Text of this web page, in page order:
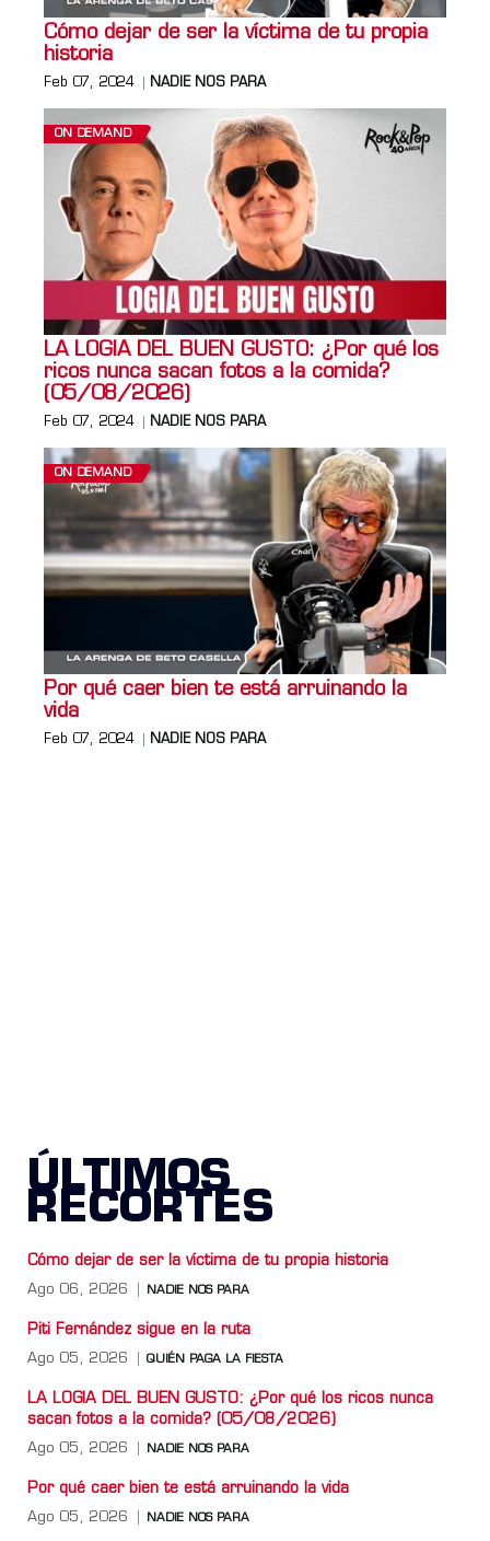
Cómo dejar de ser la víctima de tu propia
historia
Feb 07, 2024 NADIE NOS PARA
ON DEMAND
LA LOGIA DEL BUEN GUSTO: ¿Por qué los
ricos nunca sacan fotos a la comida?
(05/08/2026)
Feb 07, 2024 NADIE NOS PARA
ON DEMAND
Por qué caer bien te está arruinando la
vida
Feb 07, 2024 NADIE NOS PARA
ÚLTIMOS
RECORTES
Cómo dejar de ser la víctima de tu propia historia
Ago 06, 2026 NADIE NOS PARA
Piti Fernández sigue en la ruta
Ago 05, 2026 QUIÉN PAGA LA FIESTA
LA LOGIA DEL BUEN GUSTO: ¿Por qué los ricos nunca
sacan fotos a la comida? (05/08/2026)
Ago 05, 2026 NADIE NOS PARA
Por qué caer bien te está arruinando la vida
Ago 05, 2026 NADIE NOS PARA